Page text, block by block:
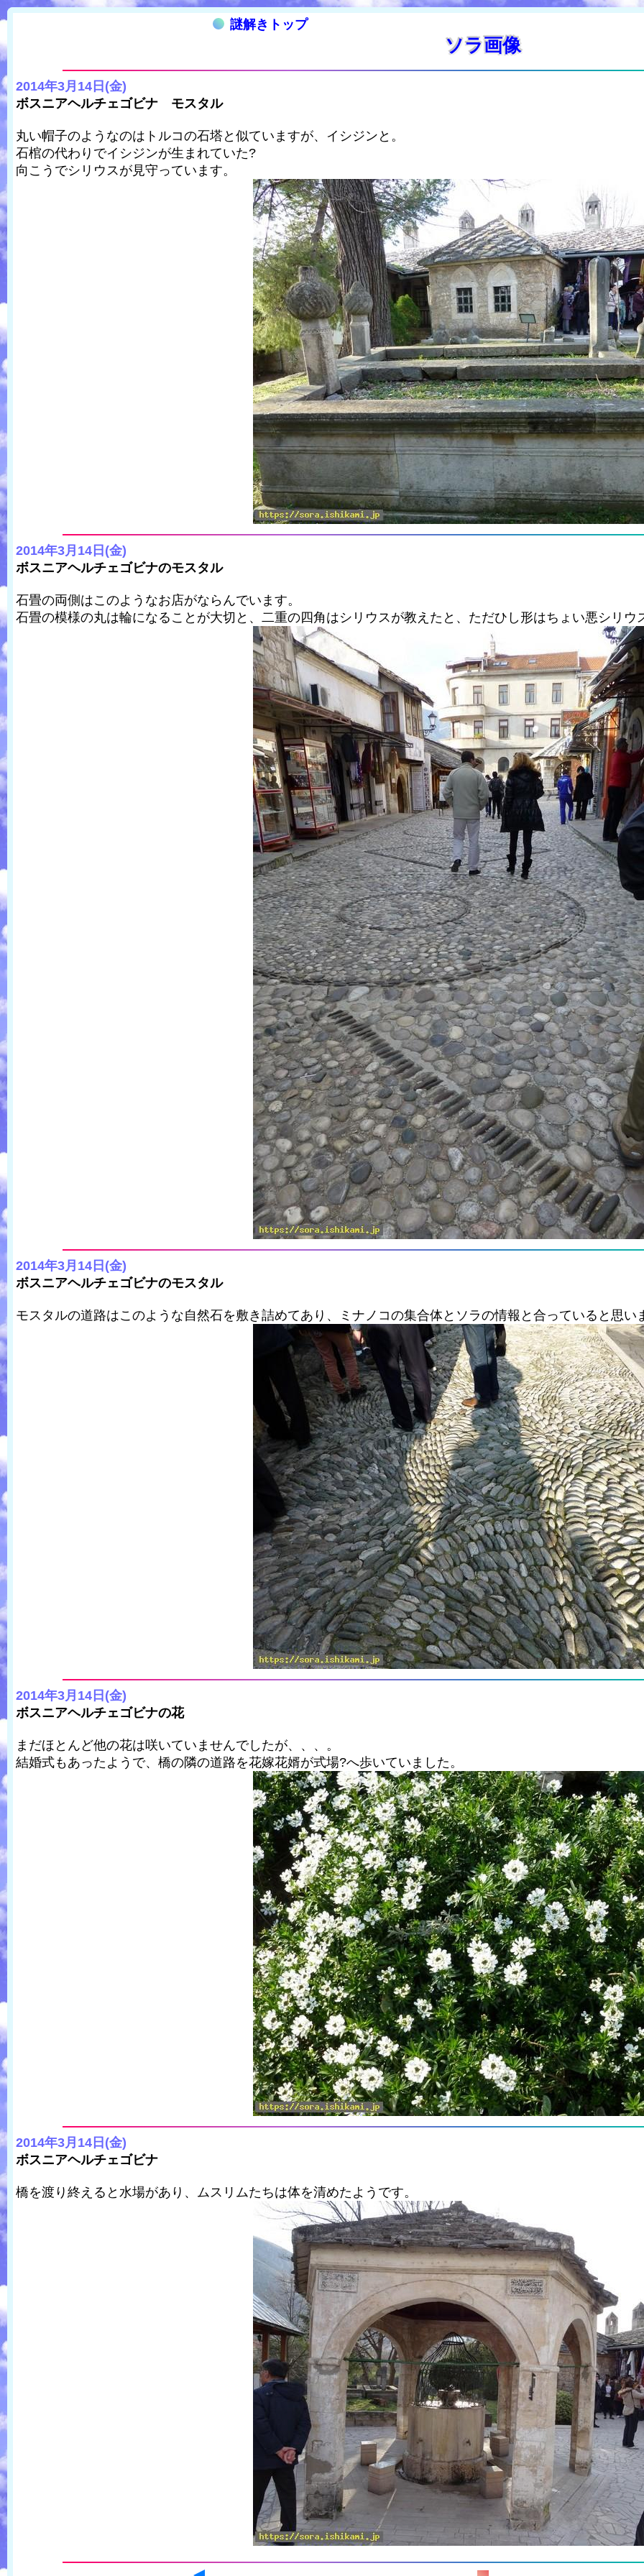
謎解きトップ
ソラ画像
2014年3月14日(金)
ボスニアヘルチェゴビナ モスタル
丸い帽子のようなのはトルコの石塔と似ていますが、イシジンと。
石棺の代わりでイシジンが生まれていた?
向こうでシリウスが見守っています。
2014年3月14日(金)
ボスニアヘルチェゴビナのモスタル
石畳の両側はこのようなお店がならんでいます。
石畳の模様の丸は輪になることが大切と、二重の四角はシリウスが教えたと、ただひし形はちょい悪シリ
2014年3月14日(金)
ボスニアヘルチェゴビナのモスタル
モスタルの道路はこのような自然石を敷き詰めてあり、ミナノコの集合体とソラの情報と合っていると思い
2014年3月14日(金)
ボスニアヘルチェゴビナの花
まだほとんど他の花は咲いていませんでしたが、、、。
結婚式もあったようで、橋の隣の道路を花嫁花婿が式場?へ歩いていました。
2014年3月14日(金)
ボスニアヘルチェゴビナ
橋を渡り終えると水場があり、ムスリムたちは体を清めたようです。